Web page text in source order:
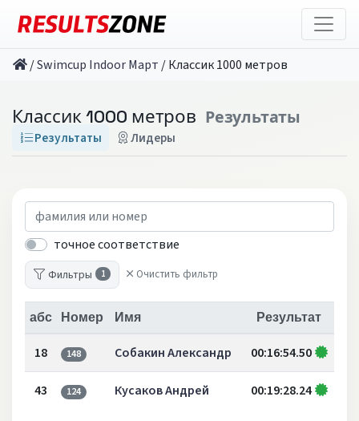
/Swimcup Indoor Март /Классик 1000 метров
Классик 1000 метров Результаты
Результаты Лидеры
точное соответствие
Фильтры 1 Очистить фильтр
абс Номер Имя Результат
18 148 Собакин Александр 00:16:54.50
43 124 Кусаков Андрей 00:19:28.24